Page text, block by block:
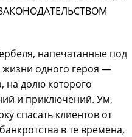
напечатанные под
одного героя —
на долю которого
и приключений. Ум,
спасать клиентов от
в те времена,